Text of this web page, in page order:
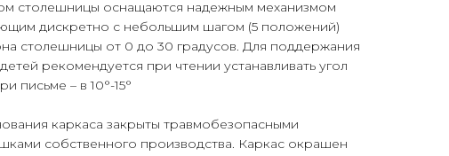
столешницы оснащаются надежным механизмом
дискретно с небольшим шагом (5 положений)
столешницы от 0 до 30 градусов. Для поддержания
рекомендуется при чтении устанавливать угол
письме – в 10°-15°
каркаса закрыты травмобезопасными
собственного производства. Каркас окрашен